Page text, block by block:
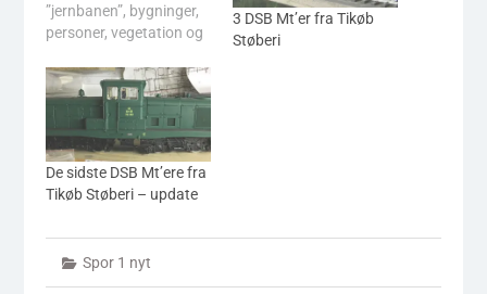
”jernbanen”, bygninger,
personer, vegetation og
omkring dette på
stationer,
rangerområder, byer,
baggårde, fabrikker, ude
i naturen, langs banen
o.s.v. Og til dette hører
også - hvis man holder
3 DSB Mt’er fra Tikøb
Støberi
De sidste DSB Mt’ere fra
Tikøb Støberi – update
Spor 1 nyt